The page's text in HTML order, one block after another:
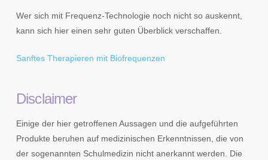
Wer sich mit Frequenz-Technologie noch nicht so auskennt,
kann sich hier einen sehr guten Überblick verschaffen.
Sanftes Therapieren mit Biofrequenzen
Disclaimer
Einige der hier getroffenen Aussagen und die aufgeführten
Produkte beruhen auf medizinischen Erkenntnissen, die von
der sogenannten Schulmedizin nicht anerkannt werden. Die